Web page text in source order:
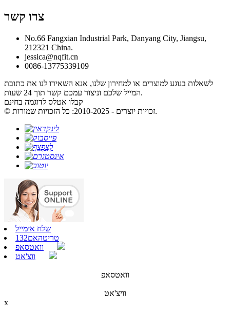
צרו קשר
No.66 Fangxian Industrial Park, Danyang City, Jiangsu,
212321 China.
jessica@nqfit.cn
0086-13775339109
לשאלות בנוגע למוצרים או למחירון שלנו, אנא השאירו לנו את כתובת
המייל שלכם וניצור עמכם קשר תוך 24 שעות.
קבלו אטלס לדוגמה בחינם
© זכויות יוצרים - 2010-2025: כל הזכויות שמורות.
שלח אימייל
טריטהאם132
וואטסאפ
ווצ'אט
וואטסאפ
וויצ'אט
x